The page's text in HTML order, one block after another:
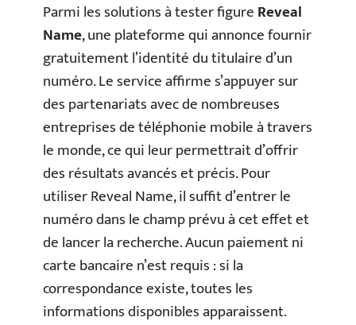
Parmi les solutions à tester figureReveal
Name, une plateforme qui annonce fournir
gratuitement l’identité du titulaire d’un
numéro. Le service affirme s’appuyer sur
des partenariats avec de nombreuses
entreprises de téléphonie mobile à travers
le monde, ce qui leur permettrait d’offrir
des résultats avancés et précis. Pour
utiliser Reveal Name, il suffit d’entrer le
numéro dans le champ prévu à cet effet et
de lancer la recherche. Aucun paiement ni
carte bancaire n’est requis : si la
correspondance existe, toutes les
informations disponibles apparaissent.